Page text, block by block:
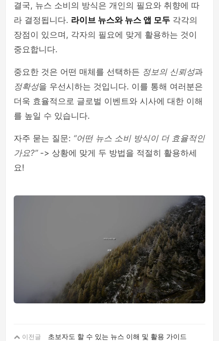
결국, 뉴스 소비의 방식은 개인의 필요와 취향에 따
라 결정됩니다. 라이브 뉴스와 뉴스 앱 모두 각각의
장점이 있으며, 각자의 필요에 맞게 활용하는 것이
중요합니다.
중요한 것은 어떤 매체를 선택하든 정보의 신뢰성과
정확성을 우선시하는 것입니다. 이를 통해 여러분은
더욱 효율적으로 글로벌 이벤트와 시사에 대한 이해
를 높일 수 있습니다.
자주 묻는 질문: “어떤 뉴스 소비 방식이 더 효율적인
가요?”-> 상황에 맞게 두 방법을 적절히 활용하세
요!
이전글
초보자도 할 수 있는 뉴스 이해 및 활용 가이드